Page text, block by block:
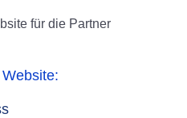
für die Partner